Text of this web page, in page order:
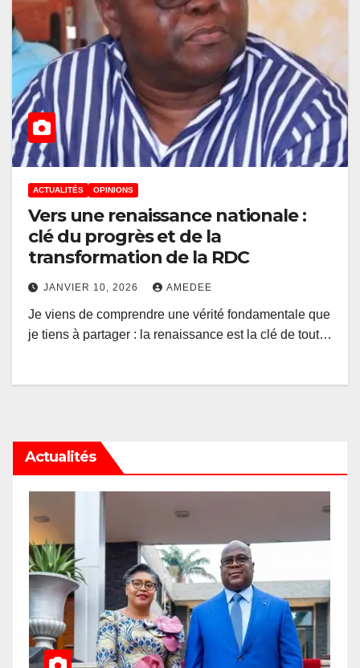
ACTUALITÉS OPINIONS
Vers une renaissance nationale :
clé du progrès et de la
transformation de la RDC
JANVIER 10, 2026 AMEDEE
Je viens de comprendre une vérité fondamentale que
je tiens à partager : la renaissance est la clé de tout…
Actualités